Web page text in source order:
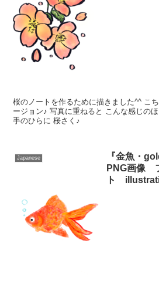
桜のノートを作るために描きました^^ こ
ージョン♪ 写真に重ねると こんな感じの
手のひらに 桜さく♪
Japanese
『金魚・
PNG画像
ト